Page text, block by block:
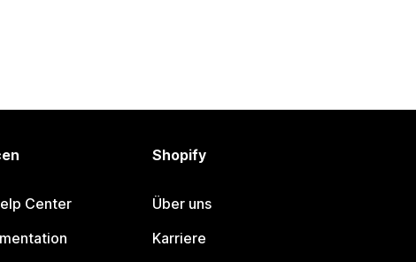
Center
Shopify
Über uns
Karriere